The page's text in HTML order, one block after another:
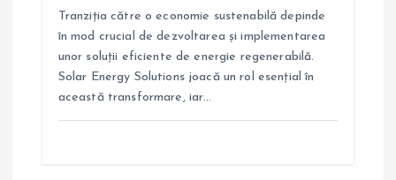
Tranziția către o economie sustenabilă depinde
în mod crucial de dezvoltarea și implementarea
unor soluții eficiente de energie regenerabilă.
Solar Energy Solutions joacă un rol esențial în
această transformare, iar…